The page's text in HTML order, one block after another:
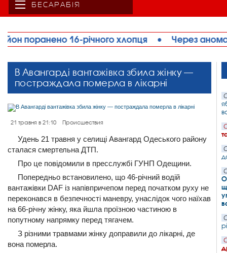
БЕСАРАБІЯ
• Через аномальну спеку на Одещині
В Авангарді вантажівка збила жінку —
постраждала померла в лікарні
21 травня в 21:10 Происшествия
Удень 21 травня у селищі Авангард Одеського району
сталася смертельна ДТП.
Про це повідомили в пресслужбі ГУНП Одещини.
Попередньо встановилено, що 46-річний водій
вантажівки DAF із напівпричепом перед початком руху не
переконався в безпечності маневру, унаслідок чого наїхав
на 66-річну жінку, яка йшла проїзною частиною в
попутному напрямку перед тягачем.
З різними травмами жінку доправили до лікарні, де
вона померла.